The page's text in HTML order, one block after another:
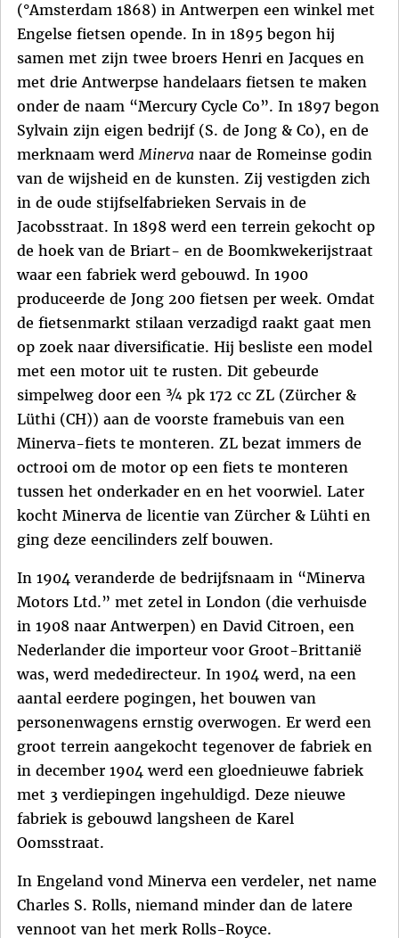
(°Amsterdam 1868) in Antwerpen een winkel met
Engelse fietsen opende. In in 1895 begon hij
samen met zijn twee broers Henri en Jacques en
met drie Antwerpse handelaars fietsen te maken
onder de naam “Mercury Cycle Co”. In 1897 begon
Sylvain zijn eigen bedrijf (S. de Jong & Co), en de
merknaam werdMinerva naar de Romeinse godin
van de wijsheid en de kunsten. Zij vestigden zich
in de oude stijfselfabrieken Servais in de
Jacobsstraat. In 1898 werd een terrein gekocht op
de hoek van de Briart- en de Boomkwekerijstraat
waar een fabriek werd gebouwd. In 1900
produceerde de Jong 200 fietsen per week. Omdat
de fietsenmarkt stilaan verzadigd raakt gaat men
op zoek naar diversificatie. Hij besliste een model
met een motor uit te rusten. Dit gebeurde
simpelweg door een ¾ pk 172 cc ZL (Zürcher &
Lüthi (CH)) aan de voorste framebuis van een
Minerva-fiets te monteren. ZL bezat immers de
octrooi om de motor op een fiets te monteren
tussen het onderkader en en het voorwiel. Later
kocht Minerva de licentie van Zürcher & Lühti en
ging deze eencilinders zelf bouwen.
In 1904 veranderde de bedrijfsnaam in “Minerva
Motors Ltd.” met zetel in London (die verhuisde
in 1908 naar Antwerpen) en David Citroen, een
Nederlander die importeur voor Groot-Brittanië
was, werd mededirecteur. In 1904 werd, na een
aantal eerdere pogingen, het bouwen van
personenwagens ernstig overwogen. Er werd een
groot terrein aangekocht tegenover de fabriek en
in december 1904 werd een gloednieuwe fabriek
met 3 verdiepingen ingehuldigd. Deze nieuwe
fabriek is gebouwd langsheen de Karel
Oomsstraat.
In Engeland vond Minerva een verdeler, net name
Charles S. Rolls, niemand minder dan de latere
vennoot van het merk Rolls-Royce.